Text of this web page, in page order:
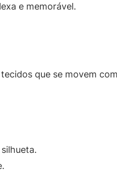
e memorável.
que se movem